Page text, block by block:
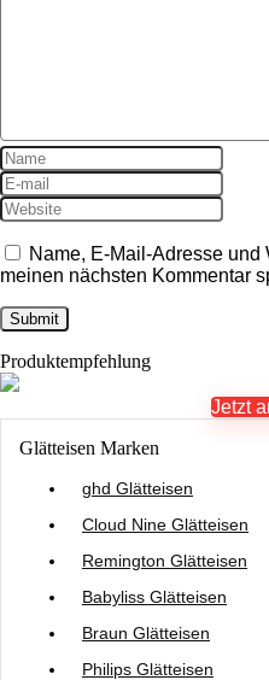
Name, E-Mail-Adresse
meinen nächsten Kommentar
Produktempfehlung
Jetzt
Glätteisen Marken
ghd Glätteisen
Cloud Nine Glätteisen
Remington Glätteisen
Babyliss Glätteisen
Braun Glätteisen
Philips Glätteisen